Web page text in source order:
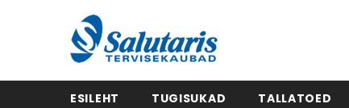
ESILEHT TUGISUKAD TALLATOED